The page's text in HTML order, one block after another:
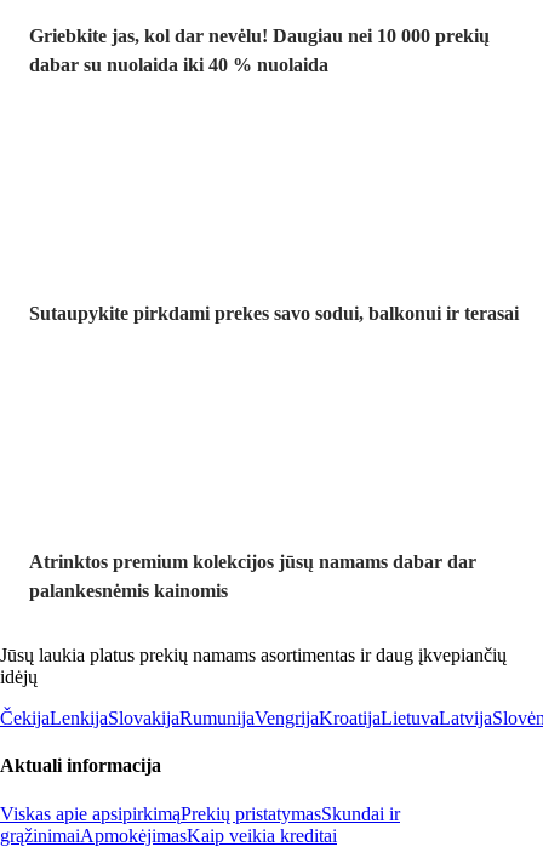
Griebkite jas, kol dar nevėlu! Daugiau nei 10 000 prekių
dabar su nuolaida iki 40 % nuolaida
Sutaupykite pirkdami prekes savo sodui, balkonui ir terasai
Atrinktos premium kolekcijos jūsų namams dabar dar
palankesnėmis kainomis
Jūsų laukia platus prekių namams asortimentas ir daug įkvepiančių
idėjų
ČekijaLenkijaSlovakijaRumunijaVengrijaKroatijaLietuvaLatvija
Aktuali informacija
Viskas apie apsipirkimąPrekių pristatymasSkundai ir
grąžinimaiApmokėjimasKaip veikia kreditai